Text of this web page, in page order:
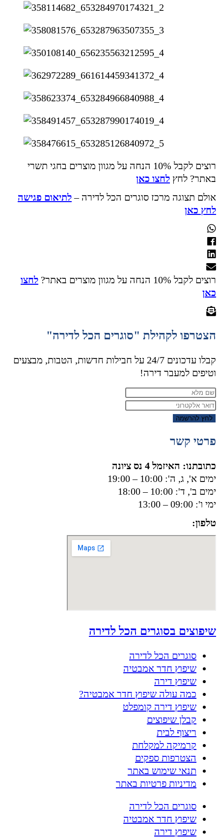
רוצים לקבל 10% הנחה על מגוון מוצרים בחגי תשרי
באתר? לחץ לחצו כאן
אולם תצוגה מרכז סוגרים הכל לדירה –לתיאום פגישה
לחץ כאן
רוצים לקבל 10% הנחה על מגוון מוצרים באתר?
לחצו
כאן
הצטרפו לקהילת "סוגרים הכל לדירה"
קבלו עדכונים 24/7 על חבילות חדשות, הטבות, מבצעים
וטיפים למעבר דירה!
לחץ להרשמה
פרטי קשר
כתובתנו: האיזמל 4 נס ציונה
ימים א', ג, ה': 10:00 – 19:00
ימים ב', ד': 10:00 – 18:00
ימי ו': 09:00 – 13:00
טלפון:
שיפוצים בסוגרים הכל לדירה
סוגרים הכל לדירה
שיפוץ חדר אמבטיה
שיפוץ דירה
כמה עולה שיפוץ חדר אמבטיה?
שיפוץ דירה קומפלט
קבלן שיפוצים
ריצוף לבית
קרמיקה למקלחת
הצטרפות ספקים
תנאי שימוש באתר
מדיניות פרטיות באתר
סוגרים הכל לדירה
שיפוץ חדר אמבטיה
שיפוץ דירה